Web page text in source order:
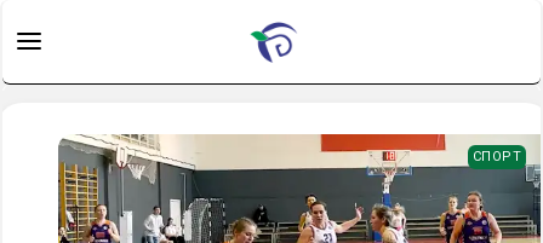
СПОРТ